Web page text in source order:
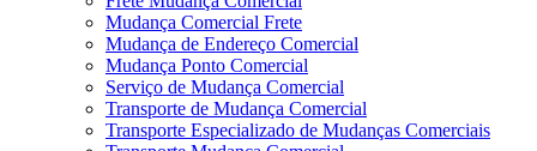
Mudança Comercial Frete
Mudança de Endereço Comercial
Mudança Ponto Comercial
Serviço de Mudança Comercial
Transporte de Mudança Comercial
Transporte Especializado de Mudanças Comerciais